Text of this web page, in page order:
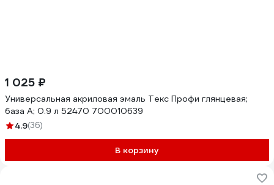
1 025 ₽
Универсальная акриловая эмаль Текс Профи глянцевая;
база A; 0.9 л 52470 700010639
4.9(36)
В корзину